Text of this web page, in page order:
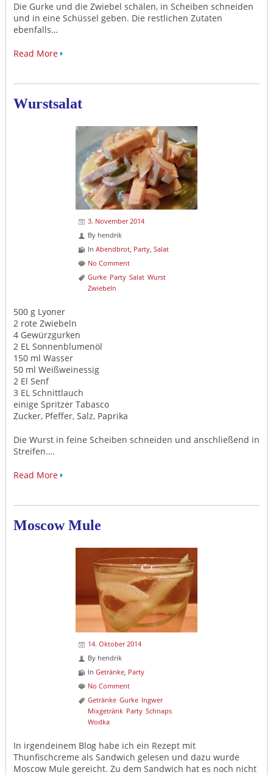
Die Gurke und die Zwiebel schälen, in Scheiben schneiden
und in eine Schüssel geben. Die restlichen Zutaten
ebenfalls…
Read More
Wurstsalat
3. November 2014
By hendrik
In Abendbrot, Party, Salat
No Comment
Gurke Party Salat Wurst
Zwiebeln
500 g Lyoner
2 rote Zwiebeln
4 Gewürzgurken
2 EL Sonnenblumenöl
150 ml Wasser
50 ml Weißweinessig
2 El Senf
3 EL Schnittlauch
einige Spritzer Tabasco
Zucker, Pfeffer, Salz, Paprika
Die Wurst in feine Scheiben schneiden und anschließend in
Streifen….
Read More
Moscow Mule
14. Oktober 2014
By hendrik
In Getränke, Party
No Comment
Getränke Gurke Ingwer
Mixgetränk Party Schnaps
Wodka
In irgendeinem Blog habe ich ein Rezept mit
Thunfischcreme als Sandwich gelesen und dazu wurde
Moscow Mule gereicht. Zu dem Sandwich hat es noch nicht